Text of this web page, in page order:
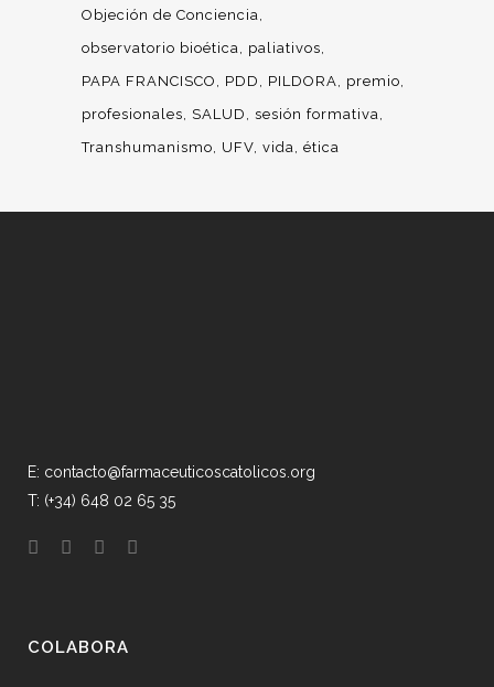
Objeción de Conciencia
observatorio bioética
paliativos
PAPA FRANCISCO
PDD PILDORA
premio
profesionales
SALUD
sesión formativa
Transhumanismo
UFV vida ética
E: contacto@farmaceuticoscatolicos.org
T: (+34) 648 02 65 35
COLABORA